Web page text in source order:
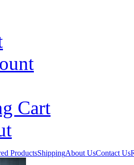
Cart
ProductsShippingAbout UsContact Us